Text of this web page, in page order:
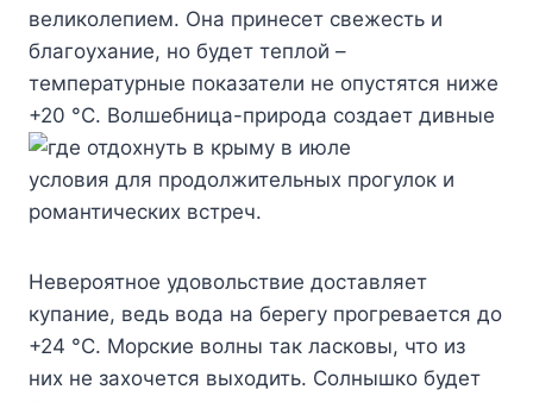
великолепием. Она принесет свежесть и
благоухание, но будет теплой –
температурные показатели не опустятся ниже
+20 °C. Волшебница-природа создает дивные
условия для продолжительных прогулок и
романтических встреч.
Невероятное удовольствие доставляет
купание, ведь вода на берегу прогревается до
+24 °C. Морские волны так ласковы, что из
них не захочется выходить. Солнышко будет